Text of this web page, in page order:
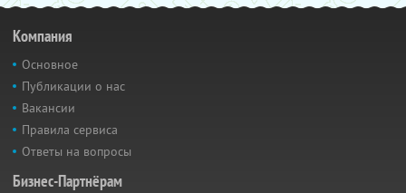
Компания
Основное
Публикации о нас
Вакансии
Правила сервиса
Ответы на вопросы
Бизнес-Партнёрам